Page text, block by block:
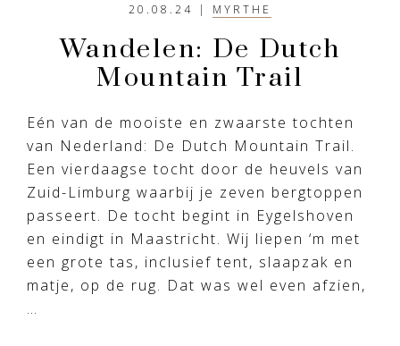
20.08.24 | MYRTHE
Wandelen: De Dutch
Mountain Trail
Eén van de mooiste en zwaarste tochten
van Nederland: De Dutch Mountain Trail.
Een vierdaagse tocht door de heuvels van
Zuid-Limburg waarbij je zeven bergtoppen
passeert. De tocht begint in Eygelshoven
en eindigt in Maastricht. Wij liepen ‘m met
een grote tas, inclusief tent, slaapzak en
matje, op de rug. Dat was wel even afzien,
…